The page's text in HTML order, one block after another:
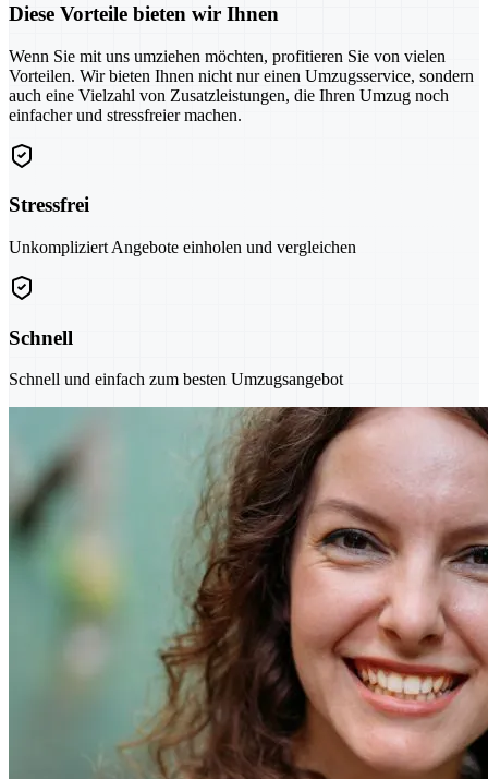
Diese Vorteile bieten wir Ihnen
Wenn Sie mit uns umziehen möchten, profitieren Sie von vielen
Vorteilen. Wir bieten Ihnen nicht nur einen Umzugsservice, sondern
auch eine Vielzahl von Zusatzleistungen, die Ihren Umzug noch
einfacher und stressfreier machen.
Stressfrei
Unkompliziert Angebote einholen und vergleichen
Schnell
Schnell und einfach zum besten Umzugsangebot